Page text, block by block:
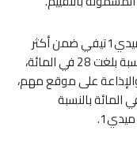
ومن حيث المتابعة الأسبوعية، صنف التقرير ميدي1تيفي ضمن أكثر
ثلاث قنوات تلفزيونية متابعة في المغرب، بنسبة بلغت 28 في المائة،
على موقع مهم،
متابعة أسبوعية عبر الإنترنت بلغت 16 في المائة بالنسبة